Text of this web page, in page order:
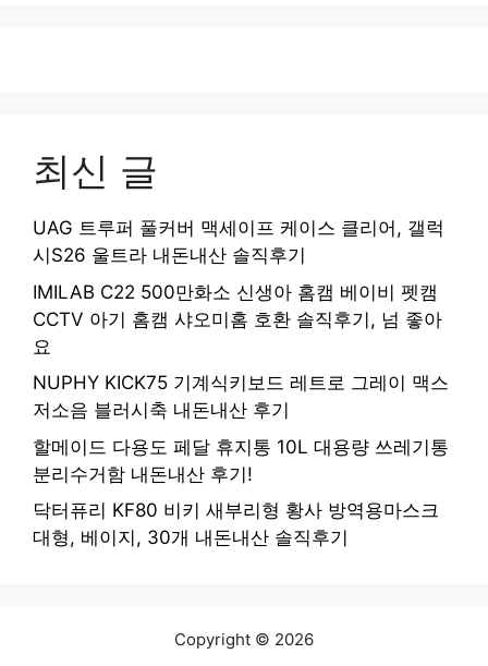
최신 글
UAG 트루퍼 풀커버 맥세이프 케이스 클리어, 갤럭
시S26 울트라 내돈내산 솔직후기
IMILAB C22 500만화소 신생아 홈캠 베이비 펫캠
CCTV 아기 홈캠 샤오미홈 호환 솔직후기, 넘 좋아
요
NUPHY KICK75 기계식키보드 레트로 그레이 맥스
저소음 블러시축 내돈내산 후기
할메이드 다용도 페달 휴지통 10L 대용량 쓰레기통
분리수거함 내돈내산 후기!
닥터퓨리 KF80 비키 새부리형 황사 방역용마스크
대형, 베이지, 30개 내돈내산 솔직후기
Copyright © 2026